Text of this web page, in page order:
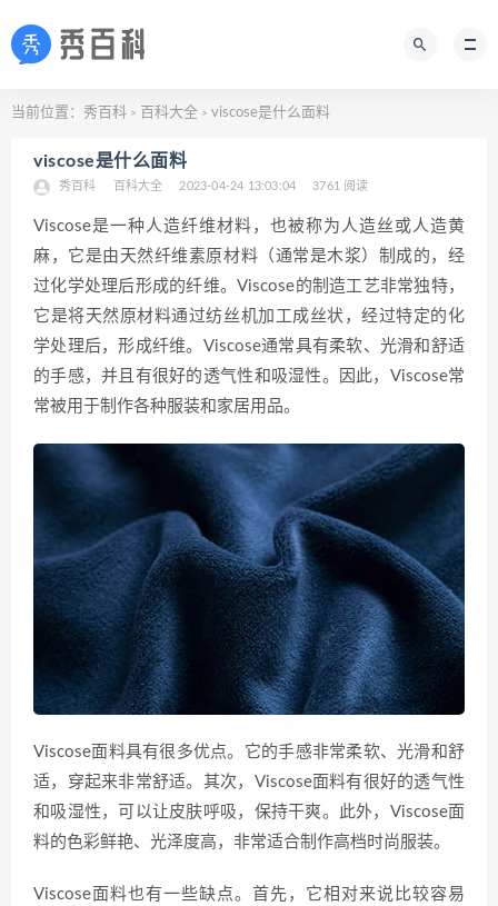
当前位置： 秀百科 > 百科大全 > viscose是什么面料
viscose是什么面料
秀百科 百科大全 2023-04-24 13:03:04 3761 阅读
Viscose是一种人造纤维材料，也被称为人造丝或人造黄
麻，它是由天然纤维素原材料（通常是木浆）制成的，经
过化学处理后形成的纤维。Viscose的制造工艺非常独特，
它是将天然原材料通过纺丝机加工成丝状，经过特定的化
学处理后，形成纤维。Viscose通常具有柔软、光滑和舒适
的手感，并且有很好的透气性和吸湿性。因此，Viscose常
常被用于制作各种服装和家居用品。
Viscose面料具有很多优点。它的手感非常柔软、光滑和舒
适，穿起来非常舒适。其次，Viscose面料有很好的透气性
和吸湿性，可以让皮肤呼吸，保持干爽。此外，Viscose面
料的色彩鲜艳、光泽度高，非常适合制作高档时尚服装。
Viscose面料也有一些缺点。首先，它相对来说比较容易